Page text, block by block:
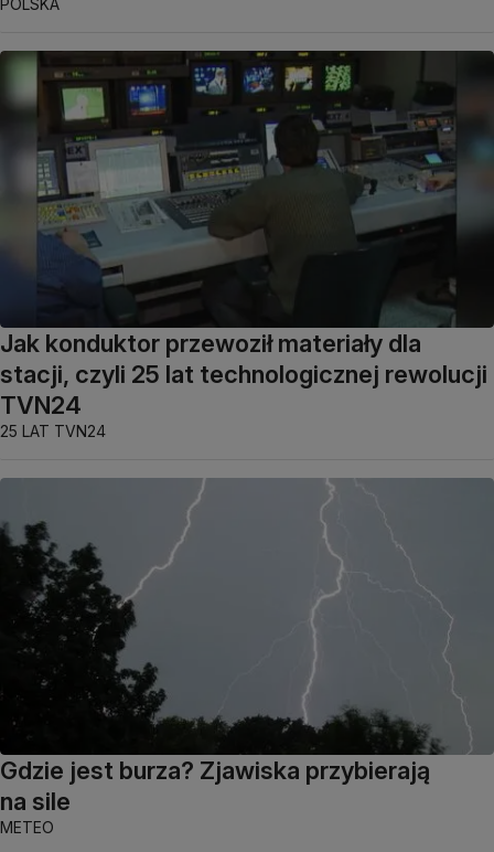
POLSKA
Jak konduktor przewoził materiały dla
stacji, czyli 25 lat technologicznej rewolucji
TVN24
25 LAT TVN24
Gdzie jest burza? Zjawiska przybierają
na sile
METEO